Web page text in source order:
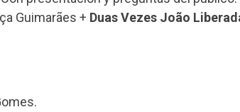
Guimarães + Duas Vezes João